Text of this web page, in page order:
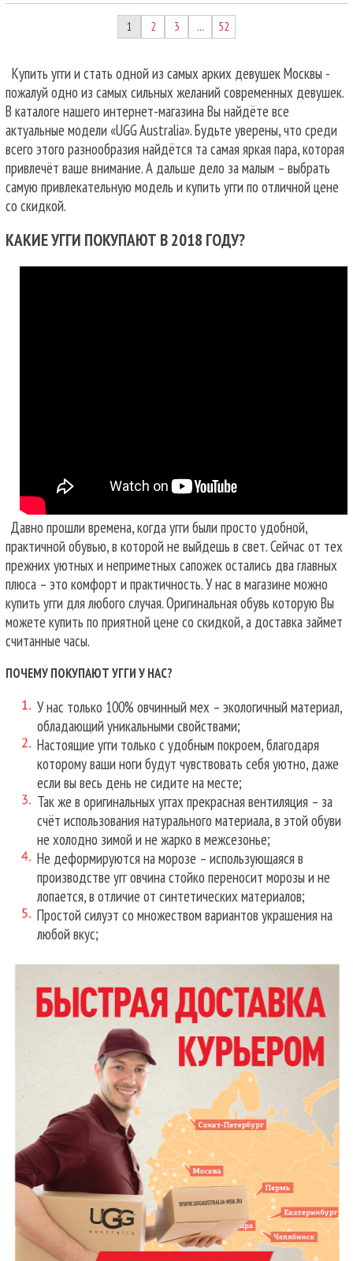
1 2 3 … 52
Купить угги и стать одной из самых арких девушек Москвы -
пожалуй одно из самых сильных желаний современных девушек.
В каталоге нашего интернет-магазина Вы найдёте все
актуальные модели «UGG Australia». Будьте уверены, что среди
всего этого разнообразия найдётся та самая яркая пара, которая
привлечёт ваше внимание. А дальше дело за малым – выбрать
самую привлекательную модель и купить угги по отличной цене
со скидкой.
КАКИЕ УГГИ ПОКУПАЮТ В 2018 ГОДУ?
Давно прошли времена, когда угги были просто удобной,
практичной обувью, в которой не выйдешь в свет. Сейчас от тех
прежних уютных и неприметных сапожек остались два главных
плюса – это комфорт и практичность. У нас в магазине можно
купить угги для любого случая.Оригинальная обувь которую Вы
можете купить по приятной цене со скидкой, а доставка займет
считанные часы.
ПОЧЕМУ ПОКУПАЮТ УГГИ У НАС?
У нас только 100% овчинный мех – экологичный материал,
обладающий уникальными свойствами;
Настоящие угги только с удобным покроем, благодаря
которому ваши ноги будут чувствовать себя уютно, даже
если вы весь день не сидите на месте;
Так же в оригинальных уггах прекрасная вентиляция – за
счёт использования натурального материала, в этой обуви
не холодно зимой и не жарко в межсезонье;
Не деформируются на морозе – использующаяся в
производстве угг овчина стойко переносит морозы и не
лопается, в отличие от синтетических материалов;
Простой силуэт со множеством вариантов украшения на
любой вкус;